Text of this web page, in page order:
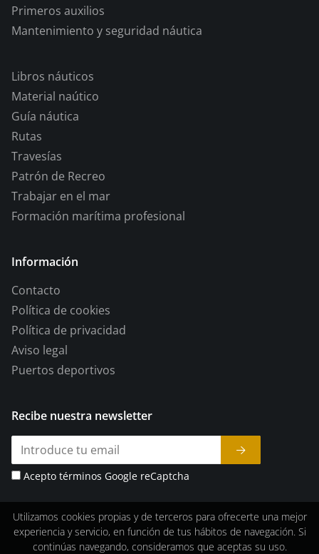
Primeros auxilios
Mantenimiento y seguridad náutica
Libros náuticos
Material naútico
Guía náutica
Rutas
Travesías
Patrón de Recreo
Trabajar en el mar
Formación marítima profesional
Información
Contacto
Política de cookies
Política de privacidad
Aviso legal
Puertos deportivos
Recibe nuestra newsletter
Acepto términos Google reCaptcha
Utilizamos cookies propias y de terceros para ofrecerte una mejor
experiencia y servicio, en función de tus hábitos de navegación. Si
continúas navegando, consideramos que aceptas su uso.